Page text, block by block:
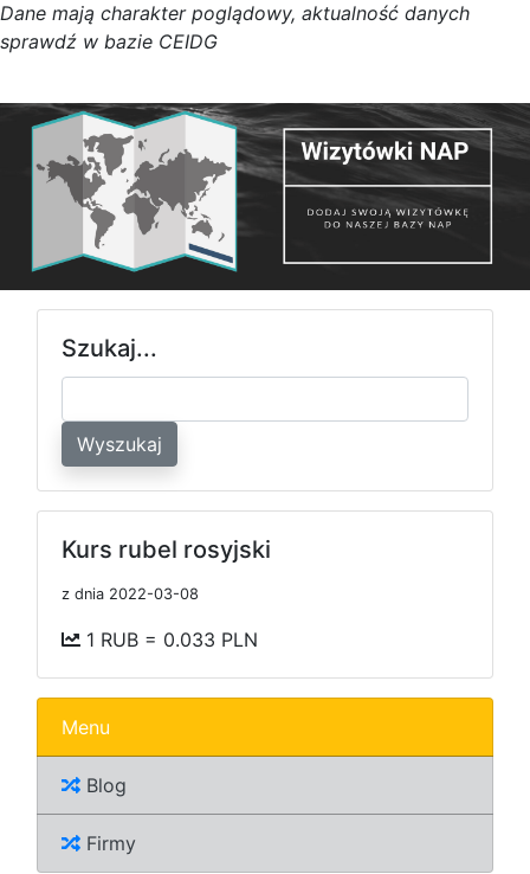
Dane mają charakter poglądowy, aktualność danych
sprawdź w bazie CEIDG
Szukaj...
Wyszukaj
Kurs rubel rosyjski
z dnia 2022-03-08
1 RUB = 0.033 PLN
Menu
Blog
Firmy